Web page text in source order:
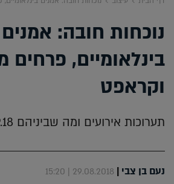
נוכחות חובה: אמנים
בינלאומיים, פרחים
וקראפט
תערוכות אירועים ומה שביניהם 30.8-5.9.18
נעם בן צבי |
29.08.2018 | 15:20